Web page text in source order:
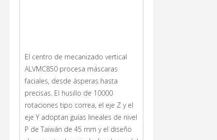
El centro de mecanizado vertical
ALVMC850 procesa máscaras
faciales, desde ásperas hasta
precisas. El husillo de 10000
rotaciones tipo correa, el eje Z y el
eje Y adoptan guías lineales de nivel
P de Taiwán de 45 mm y el diseño